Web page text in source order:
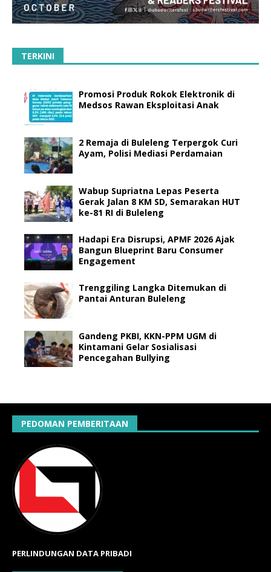
TERKINI
Promosi Produk Rokok Elektronik di
Medsos Rawan Eksploitasi Anak
2 Remaja di Buleleng Terpergok Curi
Ayam, Polisi Mediasi Perdamaian
Wabup Supriatna Lepas Peserta
Gerak Jalan 8 KM SD, Semarakan HUT
ke-81 RI di Buleleng
Hadapi Era Disrupsi, APMF 2026 Ajak
Bangun Blueprint Baru Consumer
Engagement
Trenggiling Langka Ditemukan di
Pantai Anturan Buleleng
Gandeng PKBI, KKN-PPM UGM di
Kintamani Gelar Sosialisasi
Pencegahan Bullying
PEDOMAN PEMBERITAAN
PERLINDUNGAN DATA PRIBADI